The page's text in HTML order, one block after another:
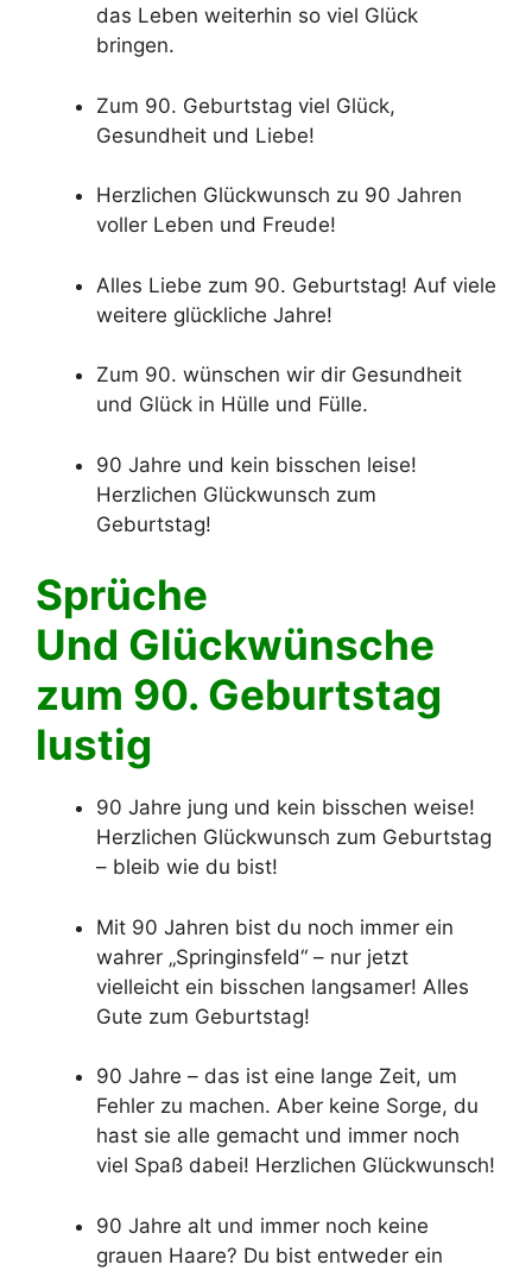
das Leben weiterhin so viel Glück
bringen.
Zum 90. Geburtstag viel Glück,
Gesundheit und Liebe!
Herzlichen Glückwunsch zu 90 Jahren
voller Leben und Freude!
Alles Liebe zum 90. Geburtstag! Auf viele
weitere glückliche Jahre!
Zum 90. wünschen wir dir Gesundheit
und Glück in Hülle und Fülle.
90 Jahre und kein bisschen leise!
Herzlichen Glückwunsch zum
Geburtstag!
Sprüche
Und Glückwünsche
zum 90. Geburtstag
lustig
90 Jahre jung und kein bisschen weise!
Herzlichen Glückwunsch zum Geburtstag
– bleib wie du bist!
Mit 90 Jahren bist du noch immer ein
wahrer „Springinsfeld“ – nur jetzt
vielleicht ein bisschen langsamer! Alles
Gute zum Geburtstag!
90 Jahre – das ist eine lange Zeit, um
Fehler zu machen. Aber keine Sorge, du
hast sie alle gemacht und immer noch
viel Spaß dabei! Herzlichen Glückwunsch!
90 Jahre alt und immer noch keine
grauen Haare? Du bist entweder ein